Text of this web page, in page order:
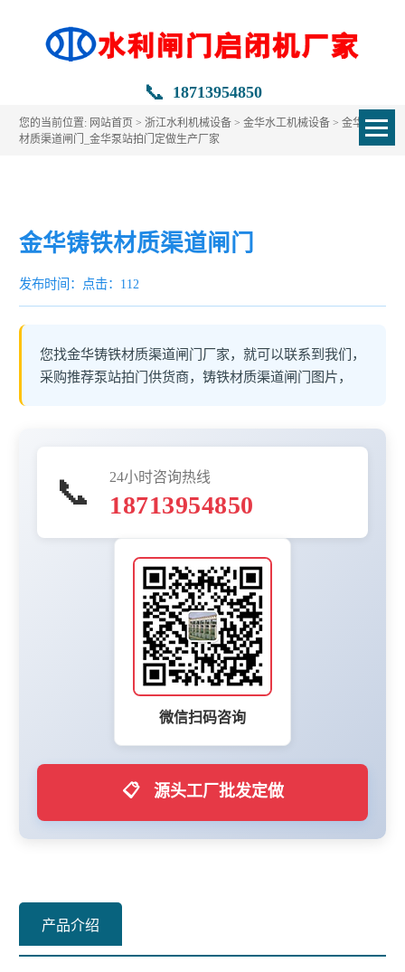
📞 18713954850
您的当前位置: 网站首页 >浙江水利机械设备 >金华水工机械设备 > 金华铸铁
材质渠道闸门_金华泵站拍门定做生产厂家
金华铸铁材质渠道闸门
发布时间： 点击：112
您找金华铸铁材质渠道闸门厂家，就可以联系到我们，
采购推荐泵站拍门供货商，铸铁材质渠道闸门图片，
📞 24小时咨询热线
18713954850
微信扫码咨询
📋 源头工厂批发定做
产品介绍